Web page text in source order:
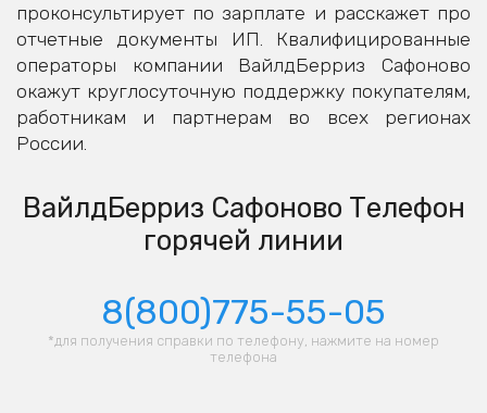
проконсультирует по зарплате и расскажет про
отчетные документы ИП. Квалифицированные
операторы компании ВайлдБерриз Сафоново
окажут круглосуточную поддержку покупателям,
работникам и партнерам во всех регионах
России.
ВайлдБерриз Сафоново Телефон
горячей линии
8(800)775-55-05
*для получения справки по телефону, нажмите на номер
телефона